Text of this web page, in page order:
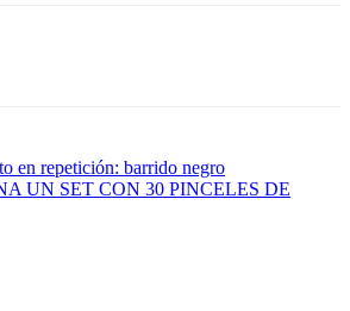
en repetición: barrido negro
UN SET CON 30 PINCELES DE